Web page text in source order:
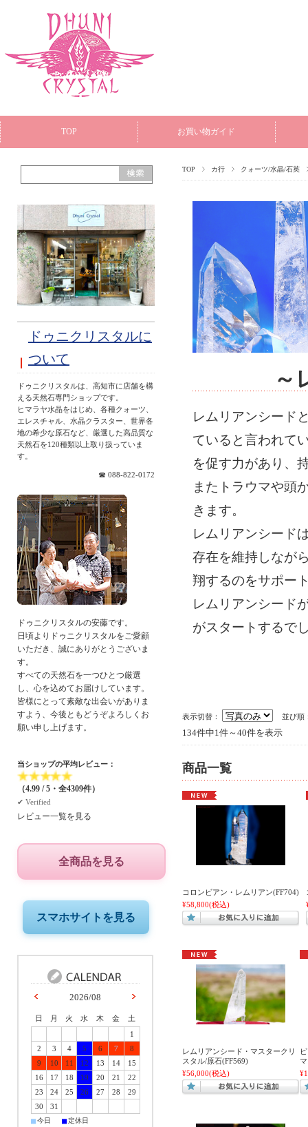
TOP お買い物ガイド
TOP カ行 クォーツ/水晶/石英
～
レムリアンシード
ていると言われて
を促す力があり、
またトラウマや頭
きます。
レムリアンシード
存在を維持しなが
翔するのをサポー
レムリアンシード
がスタートするで
表示切替： 並び順
134件中1件～40件を表示
商品一覧
コロンビアン・レムリアン(FF704)
¥58,800(税込)
レムリアンシード・マスタークリ
スタル/原石(FF569)
¥56,000(税込)
ドゥニクリスタルに
ついて
ドゥニクリスタルは、高知市に店舗を構
える天然石専門ショップです。
ヒマラヤ水晶をはじめ、各種クォーツ、
エレスチャル、水晶クラスター、世界各
地の希少な原石など、厳選した高品質な
天然石を120種類以上取り扱っていま
す。
☎ 088-822-0172
ドゥニクリスタルの安藤です。
日頃よりドゥニクリスタルをご愛顧
いただき、誠にありがとうございま
す。
すべての天然石を一つひとつ厳選
し、心を込めてお届けしています。
皆様にとって素敵な出会いがありま
すよう、今後ともどうぞよろしくお
願い申し上げます。
当ショップの平均レビュー：
★★★★★
（4.99 / 5・全4309件）
✔︎ Verified
レビュー一覧を見る
全商品を見る
スマホサイトを見る
2026/08
日 月 火 水 木 金
土
1
2
3 4 5 6 7
8
9
10 11 12 13 14
15
16
17 18 19 20 21
22
23
24 25 26 27 28
29
30
31
■今日 ■定休日